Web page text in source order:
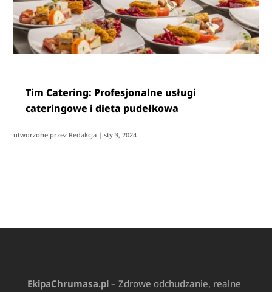
Tim Catering: Profesjonalne usługi
cateringowe i dieta pudełkowa
utworzone przez Redakcja |sty 3, 2024
EkipaChrumasa.pl– Zdrowe odchudzanie, realne